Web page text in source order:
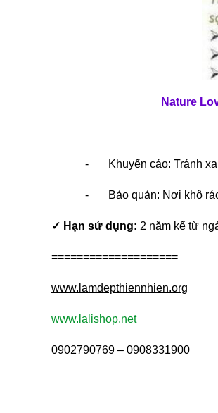
Nature
- Khuyến cáo: Tránh xa
- Bảo quản: Nơi khô
✓ Hạn sử dụng: 2 năm kể từ
====================
www.lamdepthiennhien.org
www.lalishop.net
0902790769 – 0908331900